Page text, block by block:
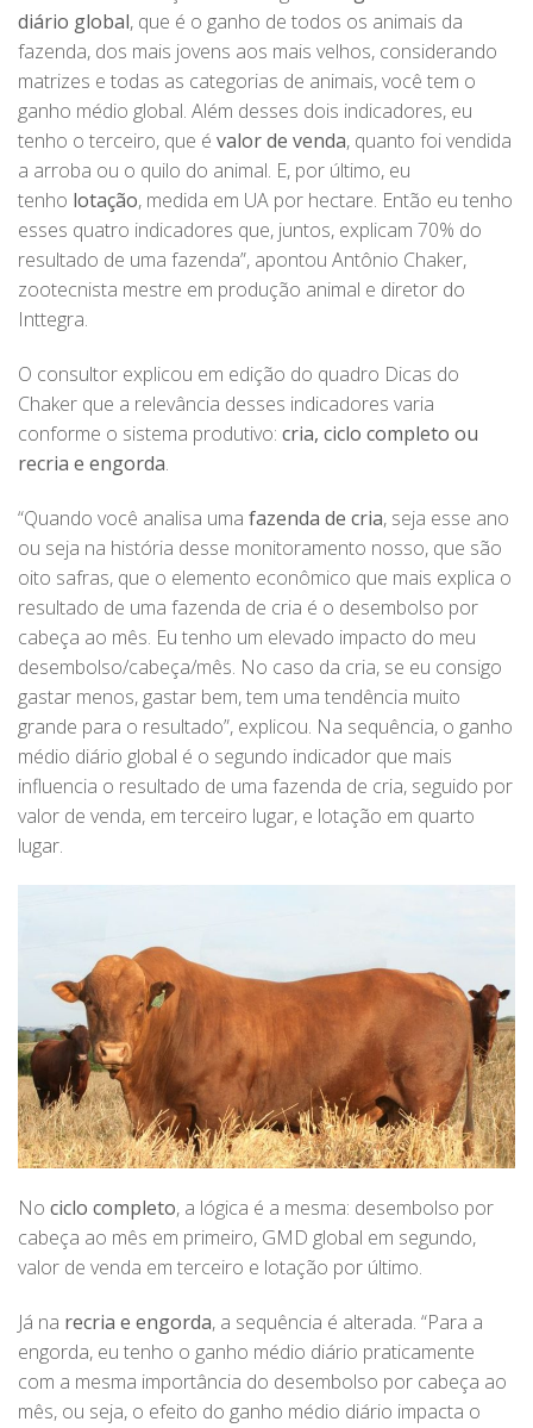
diário global, que é o ganho de todos os animais da
fazenda, dos mais jovens aos mais velhos, considerando
matrizes e todas as categorias de animais, você tem o
ganho médio global. Além desses dois indicadores, eu
tenho o terceiro, que é valor de venda, quanto foi vendida
a arroba ou o quilo do animal. E, por último, eu
tenho lotação, medida em UA por hectare. Então eu tenho
esses quatro indicadores que, juntos, explicam 70% do
resultado de uma fazenda”, apontou Antônio Chaker,
zootecnista mestre em produção animal e diretor do
Inttegra.
O consultor explicou em edição do quadro Dicas do
Chaker que a relevância desses indicadores varia
conforme o sistema produtivo: cria, ciclo completo ou
recria e engorda.
“Quando você analisa uma fazenda de cria, seja esse ano
ou seja na história desse monitoramento nosso, que são
oito safras, que o elemento econômico que mais explica o
resultado de uma fazenda de cria é o desembolso por
cabeça ao mês. Eu tenho um elevado impacto do meu
desembolso/cabeça/mês. No caso da cria, se eu consigo
gastar menos, gastar bem, tem uma tendência muito
grande para o resultado”, explicou. Na sequência, o ganho
médio diário global é o segundo indicador que mais
influencia o resultado de uma fazenda de cria, seguido por
valor de venda, em terceiro lugar, e lotação em quarto
lugar.
No ciclo completo, a lógica é a mesma: desembolso por
cabeça ao mês em primeiro, GMD global em segundo,
valor de venda em terceiro e lotação por último.
Já na recria e engorda, a sequência é alterada. “Para a
engorda, eu tenho o ganho médio diário praticamente
com a mesma importância do desembolso por cabeça ao
mês, ou seja, o efeito do ganho médio diário impacta o